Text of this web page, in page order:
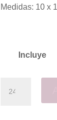
Medidas: 10 x
Incluye